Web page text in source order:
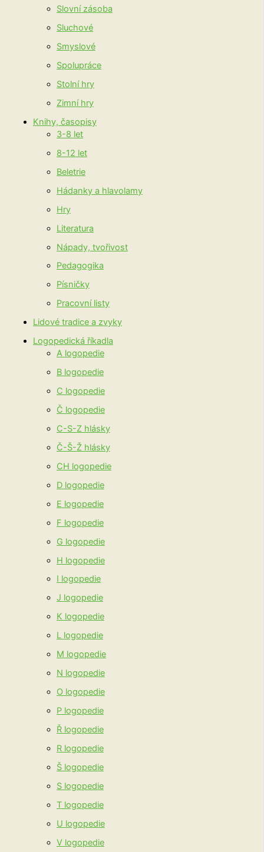
Slovní zásoba
Sluchové
Smyslové
Spolupráce
Stolní hry
Zimní hry
Knihy, časopisy
3-8 let
8-12 let
Beletrie
Hádanky a hlavolamy
Hry
Literatura
Nápady, tvořivost
Pedagogika
Písničky
Pracovní listy
Lidové tradice a zvyky
Logopedická říkadla
A logopedie
B logopedie
C logopedie
Č logopedie
C-S-Z hlásky
Č-Š-Ž hlásky
CH logopedie
D logopedie
E logopedie
F logopedie
G logopedie
H logopedie
I logopedie
J logopedie
K logopedie
L logopedie
M logopedie
N logopedie
O logopedie
P logopedie
Ř logopedie
R logopedie
Š logopedie
S logopedie
T logopedie
U logopedie
V logopedie